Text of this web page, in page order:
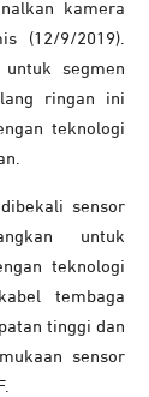
kamera
(12/9/2019).
segmen
ringan ini
teknologi
sensor
untuk
teknologi
tembaga
tinggi dan
sensor